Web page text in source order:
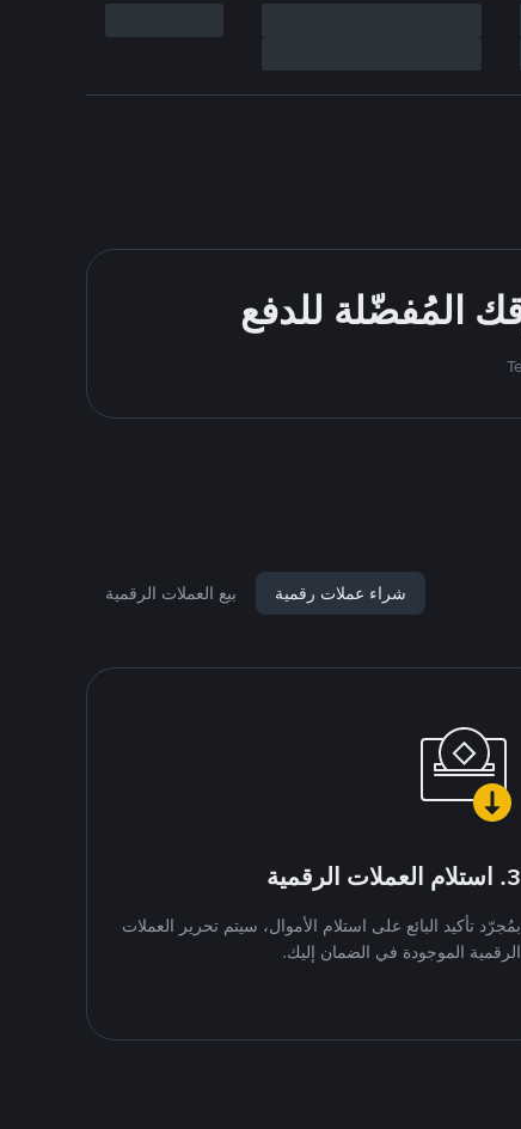
شراء عملات رقمية بيع العملات الرقمية
3. استلام العملات الرقمية
بمُجرّد تأكيد البائع على استلام الأموال، سيتم تحرير العملات
الرقمية الموجودة في الضمان إليك.